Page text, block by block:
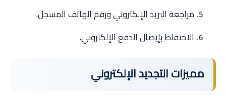
مراجعة البريد الإلكتروني ورقم الهاتف المسجل.
الاحتفاظ بإيصال الدفع الإلكتروني.
مميزات التجديد الإلكتروني